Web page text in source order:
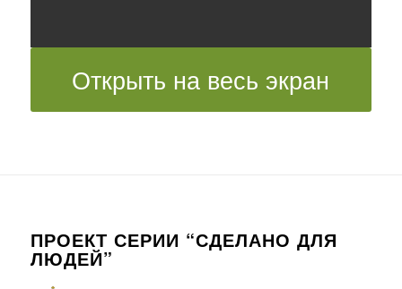
Открыть на весь экран
ПРОЕКТ СЕРИИ “СДЕЛАНО ДЛЯ
ЛЮДЕЙ”